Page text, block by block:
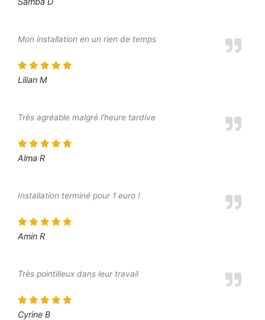
Mon installation en un rien de temps
Lilian M
Très agréable malgré l'heure tardive
Alma R
Installation terminé pour 1 euro !
Amin R
Très pointilleux dans leur travail
Cyrine B